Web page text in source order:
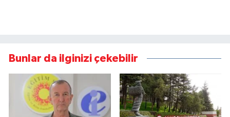
Bunlar da ilginizi çekebilir